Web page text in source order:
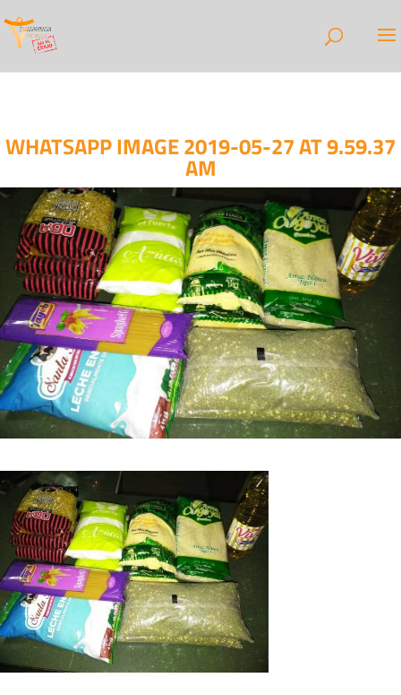
WHATSAPP IMAGE 2019-05-27 AT 9.59.37
AM